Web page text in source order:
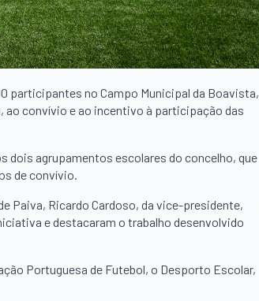
participantes no Campo Municipal da Boavista,
ao convívio e ao incentivo à participação das
dois agrupamentos escolares do concelho, que
de convívio.
Paiva, Ricardo Cardoso, da vice-presidente,
e destacaram o trabalho desenvolvido
Portuguesa de Futebol, o Desporto Escolar,